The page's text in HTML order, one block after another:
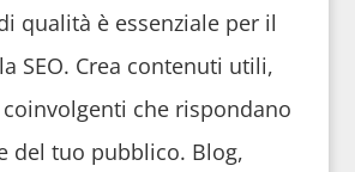
qualità è essenziale per il
SEO. Crea contenuti utili,
che rispondano
del tuo pubblico. Blog,